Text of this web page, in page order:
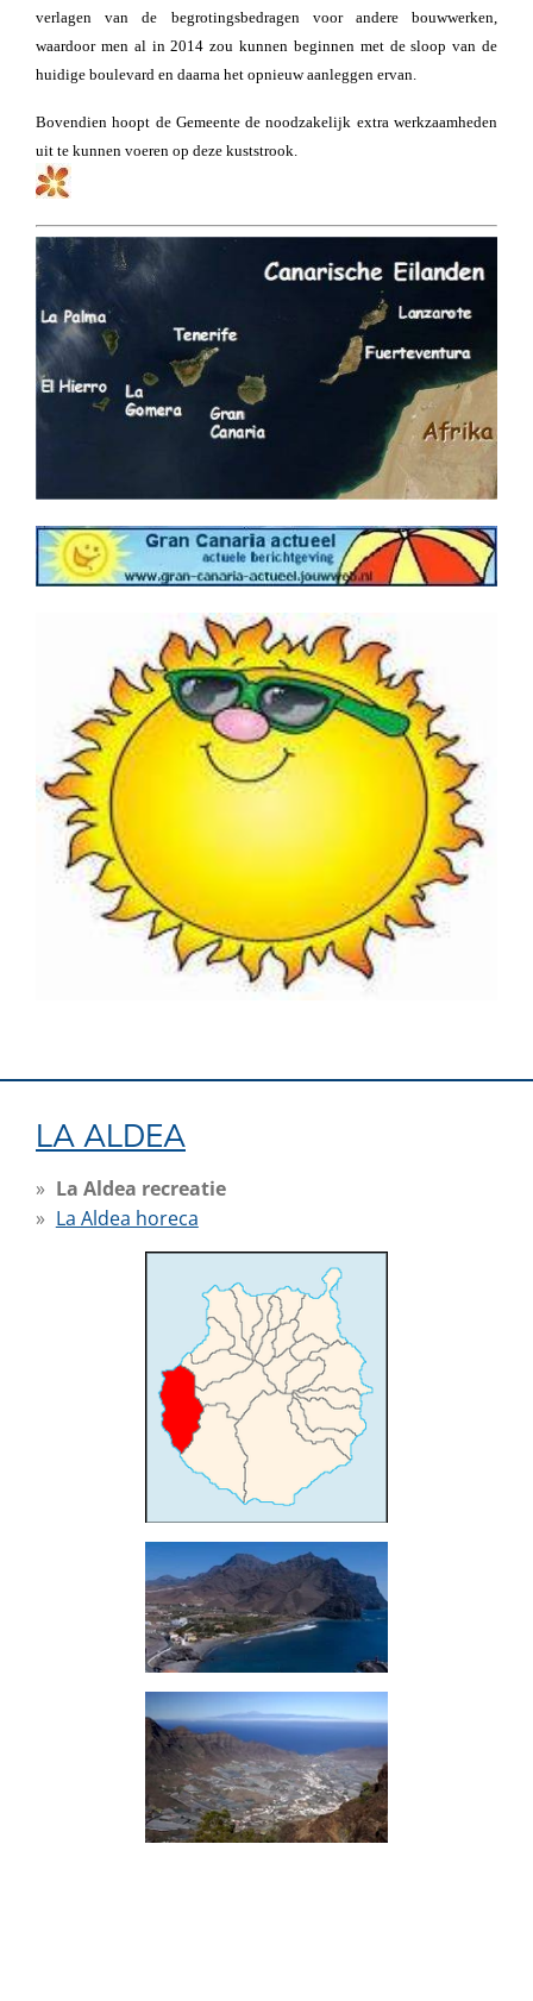
verlagen van de begrotingsbedragen voor andere bouwwerken,
waardoor men al in 2014 zou kunnen beginnen met de sloop van de
huidige boulevard en daarna het opnieuw aanleggen ervan.
Bovendien hoopt de Gemeente de noodzakelijk extra werkzaamheden
uit te kunnen voeren op deze kuststrook.
LA ALDEA
La Aldea recreatie
La Aldea horeca